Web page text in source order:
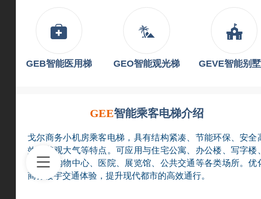
GEB智能医用梯 GEO智能观光梯 GEVE智能别
GEE智能乘客电梯介绍
戈尔商务小机房乘客电梯，具有结构紧凑、节能环保、安全
效、美观大气等特点。可应用与住宅公寓、办公楼、写字楼、
酒店、购物中心、医院、展览馆、公共交通等各类场所。优
商务楼宇交通体验，提升现代都市的高效通行。